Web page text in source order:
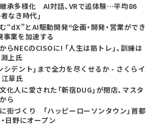
承多様化 AI対話、VRで追体験…平均86
なき時代」
“dX”とAI駆動開発――“企画・開発・営業ができ
事業を加速する
らNECのCISOに! 「人生は筋トレ」、訓練は
上氏
シデント」まで全力を尽くせるか - さくらイ
草氏
化人に愛された「新宿DUG」が閉店、マスタ
ら
街づくり 「ハッピーローソンタウン」首都
日野にオープン